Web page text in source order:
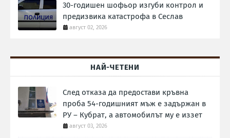
30-годишен шофьор изгуби контрол и
предизвика катастрофа в Сеслав
август 02, 2026
НАЙ-ЧЕТЕНИ
След отказа да предостави кръвна
проба 54-годишният мъж е задържан в
РУ – Кубрат, а автомобилът му е иззет
август 03, 2026